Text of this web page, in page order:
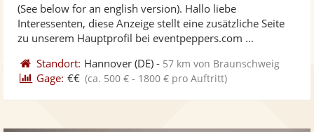
(See below for an english version). Hallo liebe
Interessenten, diese Anzeige stellt eine zusätzliche Seite
zu unserem Hauptprofil bei eventpeppers.com ...
Standort: Hannover (DE) - 57 km von Braunschweig
Gage: €€ (ca. 500 € - 1800 € pro Auftritt)